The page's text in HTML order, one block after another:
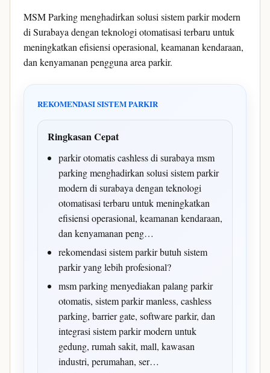
MSM Parking menghadirkan solusi sistem parkir modern
di Surabaya dengan teknologi otomatisasi terbaru untuk
meningkatkan efisiensi operasional, keamanan kendaraan,
dan kenyamanan pengguna area parkir.
REKOMENDASI SISTEM PARKIR
Ringkasan Cepat
parkir otomatis cashless di surabaya msm
parking menghadirkan solusi sistem parkir
modern di surabaya dengan teknologi
otomatisasi terbaru untuk meningkatkan
efisiensi operasional, keamanan kendaraan,
dan kenyamanan peng…
rekomendasi sistem parkir butuh sistem
parkir yang lebih profesional?
msm parking menyediakan palang parkir
otomatis, sistem parkir manless, cashless
parking, barrier gate, software parkir, dan
integrasi sistem parkir modern untuk
gedung, rumah sakit, mall, kawasan
industri, perumahan, ser…